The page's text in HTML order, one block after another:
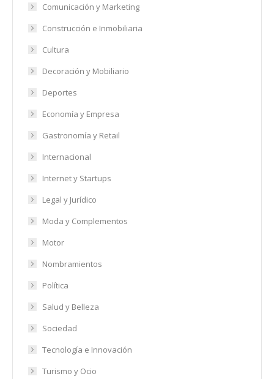
Comunicación y Marketing
Construcción e Inmobiliaria
Cultura
Decoración y Mobiliario
Deportes
Economía y Empresa
Gastronomía y Retail
Internacional
Internet y Startups
Legal y Jurídico
Moda y Complementos
Motor
Nombramientos
Política
Salud y Belleza
Sociedad
Tecnología e Innovación
Turismo y Ocio